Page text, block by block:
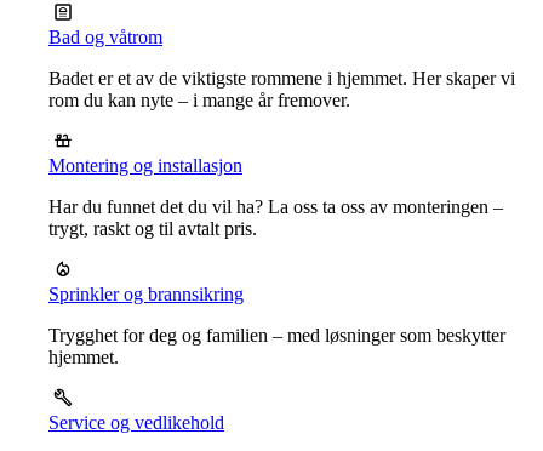
Bad og våtrom
Badet er et av de viktigste rommene i hjemmet. Her skaper vi
rom du kan nyte – i mange år fremover.
Montering og installasjon
Har du funnet det du vil ha? La oss ta oss av monteringen –
trygt, raskt og til avtalt pris.
Sprinkler og brannsikring
Trygghet for deg og familien – med løsninger som beskytter
hjemmet.
Service og vedlikehold